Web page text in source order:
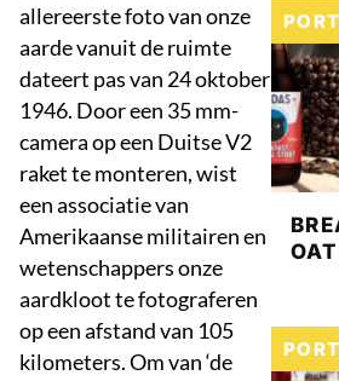
allereerste foto van onze
aarde vanuit de ruimte
dateert pas van 24 oktober
1946. Door een 35 mm-
camera op een Duitse V2
raket te monteren, wist
een associatie van
Amerikaanse militairen en
wetenschappers onze
aardkloot te fotograferen
op een afstand van 105
kilometers. Om van ‘de